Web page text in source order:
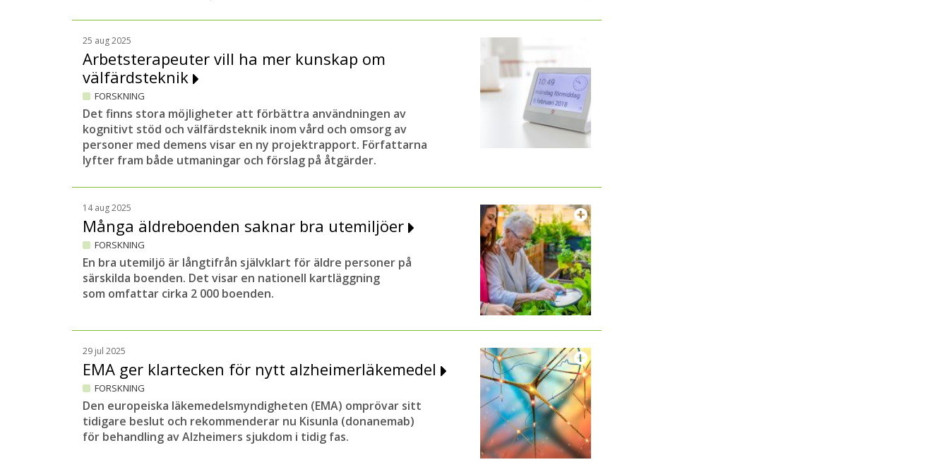
25 aug 2025
Arbetsterapeuter vill ha mer kunskap om
välfärdsteknik
FORSKNING
Det finns stora möjligheter att förbättra användningen av
kognitivt stöd och välfärdsteknik inom vård och omsorg av
personer med demens visar en ny projektrapport. Författarna
lyfter fram både utmaningar och förslag på åtgärder.
14 aug 2025
Många äldreboenden saknar bra utemiljöer
FORSKNING
En bra utemiljö är långtifrån självklart för äldre personer på
särskilda boenden. Det visar en nationell kartläggning
som omfattar cirka 2 000 boenden.
29 jul 2025
EMA ger klartecken för nytt alzheimerläkemedel
FORSKNING
Den europeiska läkemedelsmyndigheten (EMA) omprövar sitt
tidigare beslut och rekommenderar nu Kisunla (donanemab)
för behandling av Alzheimers sjukdom i tidig fas.